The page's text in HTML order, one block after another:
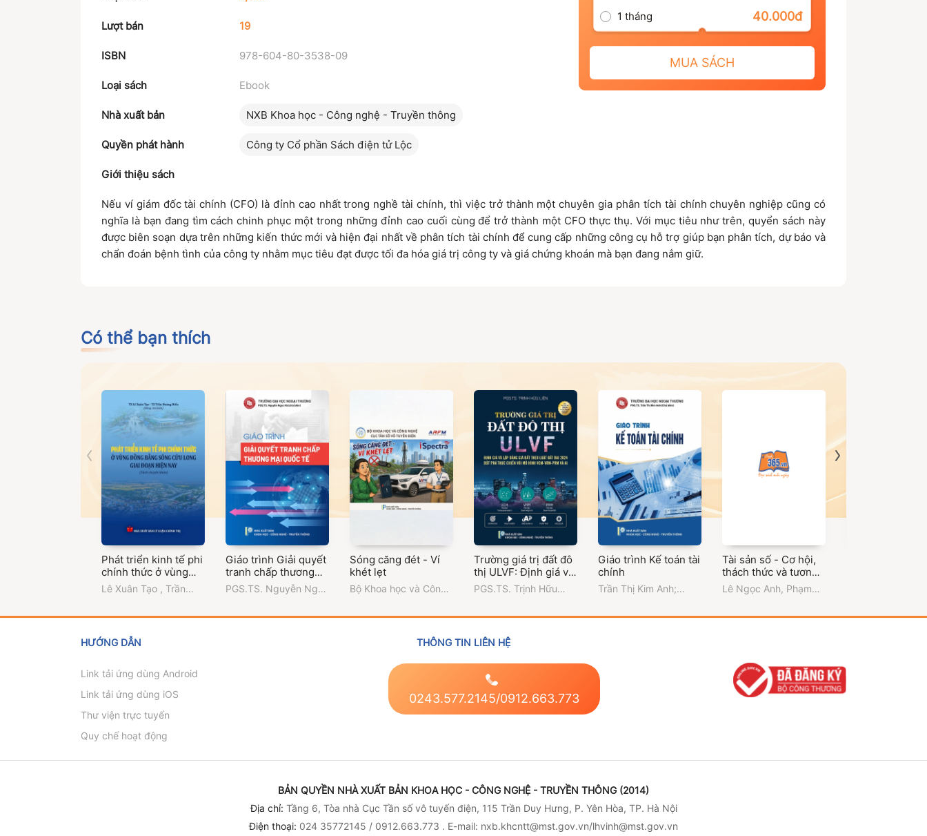
Lượt bán 19
ISBN 978-604-80-3538-09
Loại sách Ebook
Nhà xuất bản NXB Khoa học - Công nghệ - Truyền thông
Quyền phát hành Công ty Cổ phần Sách điện tử Lộc
1 tháng 40.000đ
MUA SÁCH
Giới thiệu sách
Nếu ví giám đốc tài chính (CFO) là đỉnh cao nhất trong nghề tài chính, thì việc trở thành một chuyên gia phân tích tài chính chuyên nghiệp cũng có
nghĩa là bạn đang tìm cách chinh phục một trong những đỉnh cao cuối cùng để trở thành một CFO thực thụ. Với mục tiêu như trên, quyển sách này
được biên soạn dựa trên những kiến thức mới và hiện đại nhất về phân tích tài chính để cung cấp những công cụ hỗ trợ giúp bạn phân tích, dự báo và
chẩn đoán bệnh tình của công ty nhằm mục tiêu đạt được tối đa hóa giá trị công ty và giá chứng khoán mà bạn đang nắm giữ.
Có thể bạn thích
Phát triển kinh tế phi
chính thức ở vùng
đồng bằng sông Cửu
Long giai đoạn hiện
khảo)
Lê Xuân Tạo , Trần
Giáo trình Giải quyết
tranh chấp thương
mại quốc tế
PGS.TS. Nguyễn Ngọc
Đại học Ngoại thương
Sóng căng đét - Ví
khét lẹt
Bộ Khoa học và Công
tuyến điện
Trường giá trị đất đô
thị ULVF: Định giá và
lập bảng giá đất theo
Luật Đất đai 2024
với mô hình VCM-
VRM-PRM và AI
PGS.TS. Trịnh Hữu
Giáo trình Kế toán tài
chính
Trần Thị Kim Anh;
Nguyễn Thị Phương
Tài sản số - Cơ hội,
thách thức và tương
lai rộng mở
Lê Ngọc Anh, Phạm
Dũng
Innovation for a
Business
HƯỚNG DẪN
Link tải ứng dùng Android
Link tải ứng dùng iOS
Thư viện trực tuyến
Quy chế hoạt động
THÔNG TIN LIÊN HỆ
0243.577.2145/0912.663.773
BẢN QUYỀN NHÀ XUẤT BẢN KHOA HỌC - CÔNG NGHỆ - TRUYỀN THÔNG (2014)
Địa chỉ: Tầng 6, Tòa nhà Cục Tần số vô tuyến điện, 115 Trần Duy Hưng, P. Yên Hòa, TP. Hà Nội
Điện thoại: 024 35772145 / 0912.663.773 . E-mail: nxb.khcntt@mst.gov.vn/lhvinh@mst.gov.vn